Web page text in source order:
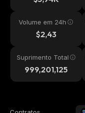
Volume em 24h
$2,43
Suprimento Total
999,201,125